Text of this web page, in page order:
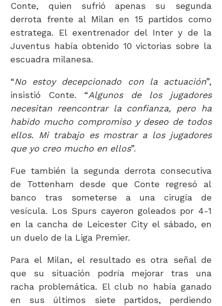
Conte, quien sufrió apenas su segunda
derrota frente al Milan en 15 partidos como
estratega. El exentrenador del Inter y de la
Juventus había obtenido 10 victorias sobre la
escuadra milanesa.
“No estoy decepcionado con la actuación”,
insistió Conte. “Algunos de los jugadores
necesitan reencontrar la confianza, pero ha
habido mucho compromiso y deseo de todos
ellos. Mi trabajo es mostrar a los jugadores
que yo creo mucho en ellos”.
Fue también la segunda derrota consecutiva
de Tottenham desde que Conte regresó al
banco tras someterse a una cirugía de
vesícula. Los Spurs cayeron goleados por 4-1
en la cancha de Leicester City el sábado, en
un duelo de la Liga Premier.
Para el Milan, el resultado es otra señal de
que su situación podría mejorar tras una
racha problemática. El club no había ganado
en sus últimos siete partidos, perdiendo